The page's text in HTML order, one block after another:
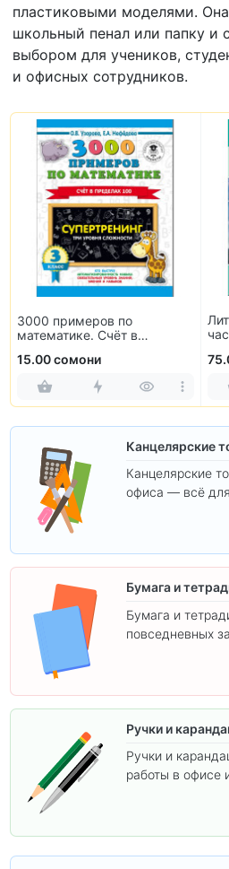
пластиковыми моделями.
школьный пенал или папку и
выбором для учеников,
и офисных сотрудников.
3000 примеров по
математике. Счёт в
15.00 сомони
Канцелярские
Канцелярские
офиса — всё
Бумага и
Бумага и
повседневных
Ручки и
Ручки и
работы в офисе